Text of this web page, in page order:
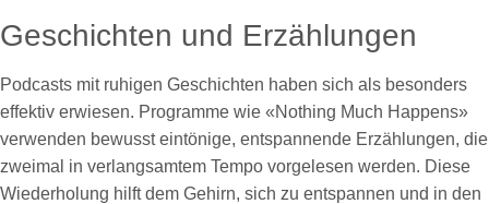
Geschichten und Erzählungen
Podcasts mit ruhigen Geschichten haben sich als besonders
effektiv erwiesen. Programme wie «Nothing Much Happens»
verwenden bewusst eintönige, entspannende Erzählungen, die
zweimal in verlangsamtem Tempo vorgelesen werden. Diese
Wiederholung hilft dem Gehirn, sich zu entspannen und in den